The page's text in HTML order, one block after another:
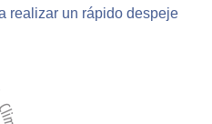
realizar un rápido despeje